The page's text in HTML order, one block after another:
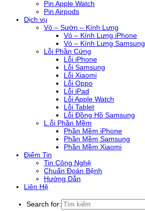
Pin Apple Watch
Pin Airpods
Dịch vụ
Vỏ – Sườn – Kính Lưng
Vỏ – Kính Lưng iPhone
Vỏ – Kính Lưng Samsung
Lỗi Phần Cứng
Lỗi iPhone
Lỗi Samsung
Lỗi Xiaomi
Lỗi Oppo
Lỗi iPad
Lỗi Apple Watch
Lỗi Tablet
Lỗi Đồng Hồ Samsung
L.ỗi Phần Mềm
Phần Mềm iPhone
Phần Mềm Samsung
Phần Mềm Xiaomi
Điểm Tin
Tin Công Nghệ
Chuẩn Đoán Bệnh
Hướng Dẫn
Liên Hệ
Search for: